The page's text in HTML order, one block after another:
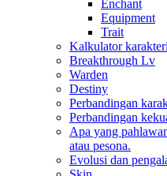
Enchant
Equipment
Trait
Kalkulator
Breakthrough Lv
Warden
Destiny
Perbandingan
Perbandingan
Apa yang
atau pesona.
Evolusi dan